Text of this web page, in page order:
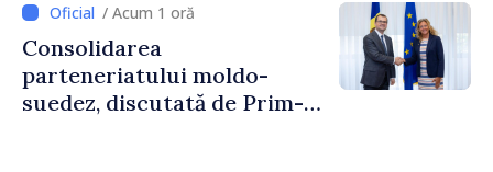
/ Acum 1 oră
Consolidarea
parteneriatului moldo-
suedez, discutată de Prim-